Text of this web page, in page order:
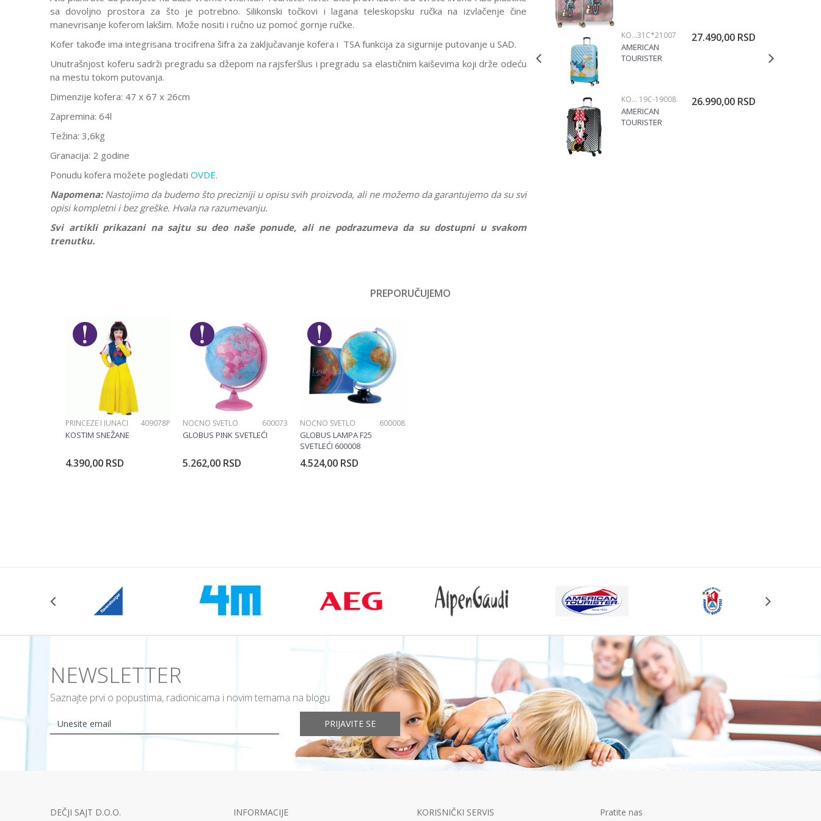
sa dovoljno prostora za što je potrebno. Silikonski točkovi i lagana teleskopsku ručka na izvlačenje čine
manevrisanje koferom lakšim. Može nositi i ručno uz pomoć gornje ručke.
Kofer takođe ima integrisana trocifrena šifra za zaključavanje kofera i TSA funkcija za sigurnije putovanje u SAD.
Unutrašnjost koferu sadrži pregradu sa džepom na rajsferšlus i pregradu sa elastičnim kaiševima koji drže odeću
na mestu tokom putovanja.
Dimenzije kofera: 47 x 67 x 26cm
Zapremina: 64l
Težina: 3,6kg
Granacija: 2 godine
Ponudu kofera možete pogledati OVDE.
Napomena: Nastojimo da budemo što precizniji u opisu svih proizvoda, ali ne možemo da garantujemo da su svi
opisi kompletni i bez greške. Hvala na razumevanju.
Svi artikli prikazani na sajtu su deo naše ponude, ali ne podrazumeva da su dostupni u svakom
trenutku.
Brend
American Tourister
Poruka
POŠALJI
KOFER
DONALD BLUE
KOFERI31C*03022
AMERICAN
TOURISTER
24.490,00
KOFERI31C*21007
AMERICAN
TOURISTER
31C*21007
27.490,00 RSD
KOFERI 19C-19008
AMERICAN
TOURISTER
26.990,00 RSD
PREPORUČUJEMO
PRINCEZE I JUNACI 409078P
KOSTIM SNEŽANE
4.390,00 RSD
NOĆNO SVETLO 600073
GLOBUS PINK SVETLEĆI
5.262,00 RSD
NOĆNO SVETLO 600008
GLOBUS LAMPA F25
SVETLEĆI 600008
4.524,00 RSD
NEWSLETTER
Saznajte prvi o popustima, radionicama i novim temama na blogu
PRIJAVITE SE
DEČJI SAJT D.O.O. INFORMACIJE KORISNIČKI SERVIS Pratite nas